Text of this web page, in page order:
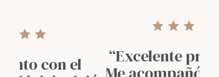
“Excelente profesional.